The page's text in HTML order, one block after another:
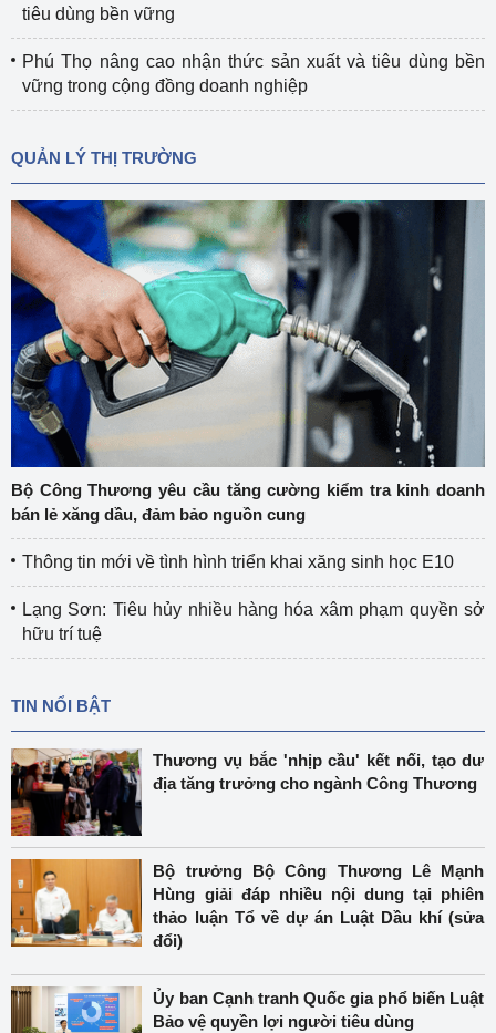
tiêu dùng bền vững
Phú Thọ nâng cao nhận thức sản xuất và tiêu dùng bền
vững trong cộng đồng doanh nghiệp
QUẢN LÝ THỊ TRƯỜNG
Bộ Công Thương yêu cầu tăng cường kiểm tra kinh doanh
bán lẻ xăng dầu, đảm bảo nguồn cung
Thông tin mới về tình hình triển khai xăng sinh học E10
Lạng Sơn: Tiêu hủy nhiều hàng hóa xâm phạm quyền sở
hữu trí tuệ
TIN NỔI BẬT
Thương vụ bắc 'nhịp cầu' kết nối, tạo dư
địa tăng trưởng cho ngành Công Thương
Bộ trưởng Bộ Công Thương Lê Mạnh
Hùng giải đáp nhiều nội dung tại phiên
thảo luận Tổ về dự án Luật Dầu khí (sửa
đổi)
Ủy ban Cạnh tranh Quốc gia phổ biến Luật
Bảo vệ quyền lợi người tiêu dùng